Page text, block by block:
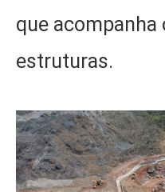
que
estruturas.